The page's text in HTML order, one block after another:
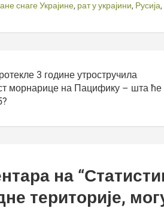
снаге Украјине, рат у украјини, Русија,
3 године утростручила
морнарице на Пацифику – шта ће
на “
територије,